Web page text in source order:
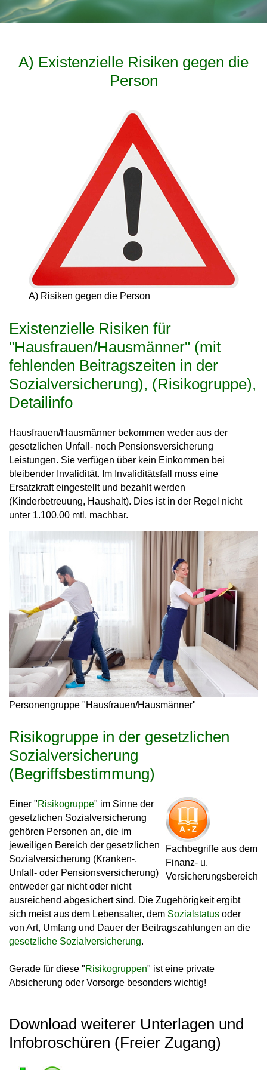
A) Existenzielle Risiken gegen die
Person
A) Risiken gegen die Person
Existenzielle Risiken für
"Hausfrauen/Hausmänner" (mit
fehlenden Beitragszeiten in der
Sozialversicherung), (Risikogruppe),
Detailinfo
Hausfrauen/Hausmänner bekommen weder aus der
gesetzlichen Unfall- noch Pensionsversicherung
Leistungen. Sie verfügen über kein Einkommen bei
bleibender Invalidität. Im Invaliditätsfall muss eine
Ersatzkraft eingestellt und bezahlt werden
(Kinderbetreuung, Haushalt). Dies ist in der Regel nicht
unter 1.100,00 mtl. machbar.
Personengruppe "Hausfrauen/Hausmänner"
Risikogruppe in der gesetzlichen
Sozialversicherung
(Begriffsbestimmung)
Fachbegriffe aus dem
Finanz- u.
Versicherungsbereich
Einer "Risikogruppe" im Sinne der
gesetzlichen Sozialversicherung
gehören Personen an, die im
jeweiligen Bereich der gesetzlichen
Sozialversicherung (Kranken-,
Unfall- oder Pensionsversicherung)
entweder gar nicht oder nicht
ausreichend abgesichert sind. Die Zugehörigkeit ergibt
sich meist aus dem Lebensalter, dem Sozialstatus oder
von Art, Umfang und Dauer der Beitragszahlungen an die
gesetzliche Sozialversicherung.
Gerade für diese "Risikogruppen" ist eine private
Absicherung oder Vorsorge besonders wichtig!
Download weiterer Unterlagen und
Infobroschüren (Freier Zugang)